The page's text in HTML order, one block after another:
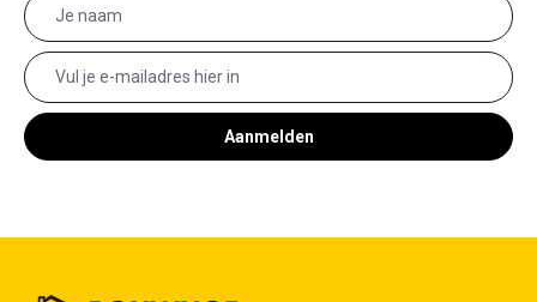
Aanmelden